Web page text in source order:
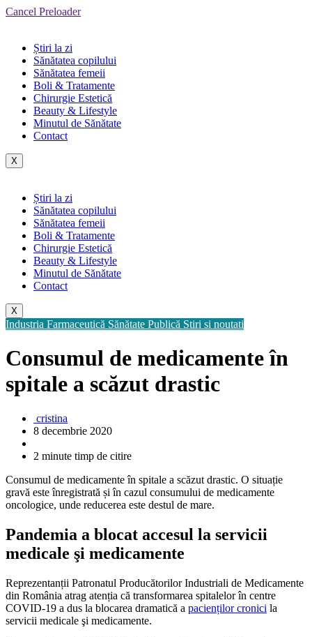
Cancel Preloader
Știri la zi
Sănătatea copilului
Sănătatea femeii
Boli & Tratamente
Chirurgie Estetică
Beauty & Lifestyle
Minutul de Sănătate
Contact
X
Știri la zi
Sănătatea copilului
Sănătatea femeii
Boli & Tratamente
Chirurgie Estetică
Beauty & Lifestyle
Minutul de Sănătate
Contact
X
Industria Farmaceutică Sănătate Publică Stiri si noutati
Consumul de medicamente în
spitale a scăzut drastic
cristina
8 decembrie 2020
2 minute timp de citire
Consumul de medicamente în spitale a scăzut drastic. O situație
gravă este înregistrată și în cazul consumului de medicamente
oncologice, unde reducerea este destul de mare.
Pandemia a blocat accesul la servicii
medicale şi medicamente
Reprezentanții Patronatul Producătorilor Industriali de Medicamente
din România atrag atenția că transformarea spitalelor în centre
COVID-19 a dus la blocarea dramatică a pacienților cronici la
servicii medicale şi medicamente.